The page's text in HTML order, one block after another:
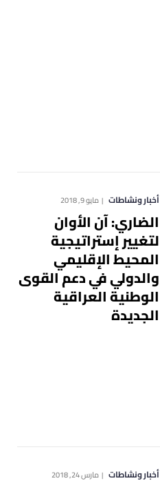
أخبار ونشاطات مايو 9, 2018
الضاري: آن الأوان
لتغيير إستراتيجية
المحيط الإقليمي
والدولي في دعم القوى
الوطنية العراقية
الجديدة
أخبار ونشاطات مارس 24, 2018